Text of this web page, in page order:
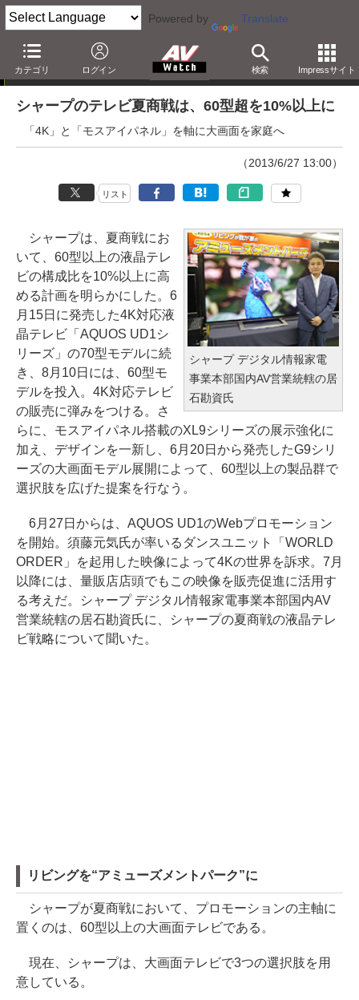
Powered by Translate
カテゴリ ログイン 検索 Impressサイト
大河原克行のデジタル家電 -最前線-
シャープのテレビ夏商戦は、60型超を10%以上に
「4K」と「モスアイパネル」を軸に大画面を家庭へ
（2013/6/27 13:00）
リスト
シャープ デジタル情報家電
事業本部国内AV営業統轄の居
石勘資氏
シャープは、夏商戦にお
いて、60型以上の液晶テレ
ビの構成比を10%以上に高
める計画を明らかにした。6
月15日に発売した4K対応液
晶テレビ「AQUOS UD1シ
リーズ」の70型モデルに続
き、8月10日には、60型モ
デルを投入。4K対応テレビ
の販売に弾みをつける。さ
らに、モスアイパネル搭載のXL9シリーズの展示強化に
加え、デザインを一新し、6月20日から発売したG9シリ
ーズの大画面モデル展開によって、60型以上の製品群で
選択肢を広げた提案を行なう。
6月27日からは、AQUOS UD1のWebプロモーション
を開始。須藤元気氏が率いるダンスユニット「WORLD
ORDER」を起用した映像によって4Kの世界を訴求。7月
以降には、量販店店頭でもこの映像を販売促進に活用す
る考えだ。シャープ デジタル情報家電事業本部国内AV
営業統轄の居石勘資氏に、シャープの夏商戦の液晶テレ
ビ戦略について聞いた。
リビングを“アミューズメントパーク”に
シャープが夏商戦において、プロモーションの主軸に
置くのは、60型以上の大画面テレビである。
現在、シャープは、大画面テレビで3つの選択肢を用
意している。